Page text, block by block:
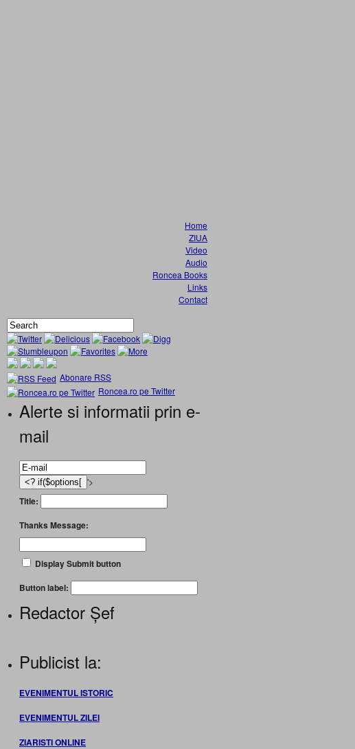
Home
ZIUA
Video
Audio
Roncea Books
Links
Contact
Abonare RSS
Roncea.ro pe Twitter
Alerte si informatii prin e-
mail
'>
Title:
Thanks Message:
Display Submit button
Button label:
Redactor Șef
Publicist la:
EVENIMENTUL ISTORIC
EVENIMENTUL ZILEI
ZIARISTI ONLINE